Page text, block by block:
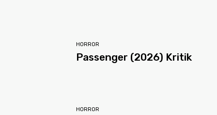
HORROR
Passenger (2026) Kritik
HORROR